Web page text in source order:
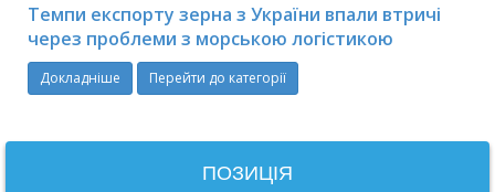
Темпи експорту зерна з України впали втричі
через проблеми з морською логістикою
Докладніше Перейти до категорії
ПОЗИЦІЯ